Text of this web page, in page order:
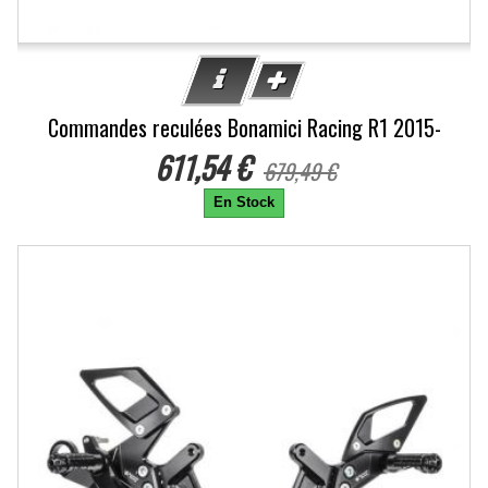
Commandes reculées Bonamici Racing R1 2015-
611,54 € 679,49 €
En Stock